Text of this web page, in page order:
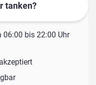
tanken?
bis 22:00 Uhr